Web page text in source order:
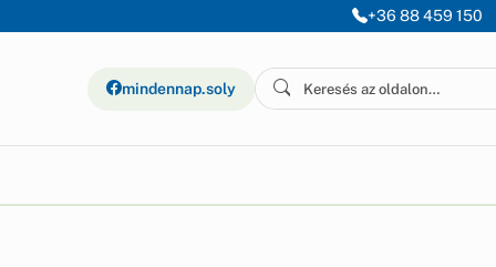
+36 88 459 150
mindennap.soly